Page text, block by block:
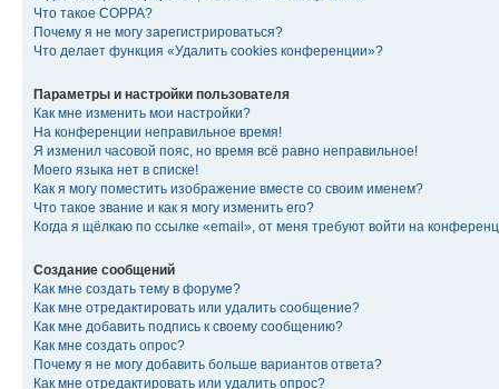
Что такое COPPA?
Почему я не могу зарегистрироваться?
Что делает функция «Удалить cookies конференции»?
Параметры и настройки пользователя
Как мне изменить мои настройки?
На конференции неправильное время!
Я изменил часовой пояс, но время всё равно неправильное!
Моего языка нет в списке!
Как я могу поместить изображение вместе со своим именем?
Что такое звание и как я могу изменить его?
Когда я щёлкаю по ссылке «email», от меня требуют войти на
Создание сообщений
Как мне создать тему в форуме?
Как мне отредактировать или удалить сообщение?
Как мне добавить подпись к своему сообщению?
Как мне создать опрос?
Почему я не могу добавить больше вариантов ответа?
Как мне отредактировать или удалить опрос?